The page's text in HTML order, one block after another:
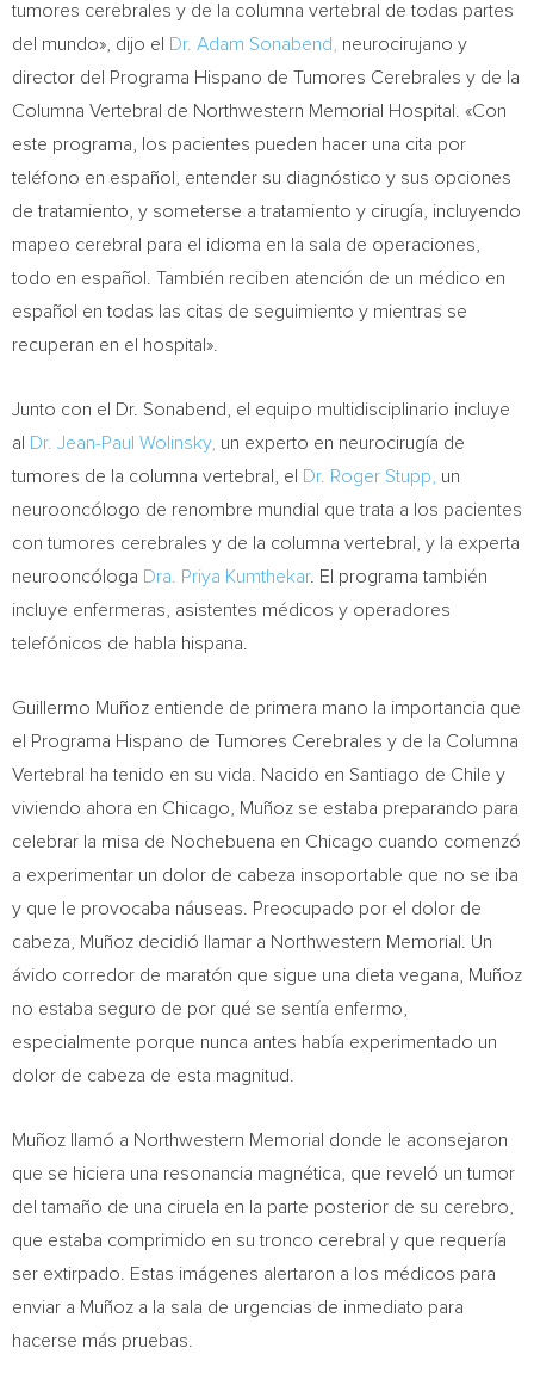
tumores cerebrales y de la columna vertebral de todas partes
del mundo», dijo el
Dr. Adam Sonabend
neurocirujano y
director del Programa Hispano de Tumores Cerebrales y de la
Columna Vertebral de Northwestern Memorial Hospital. «Con
este programa, los pacientes pueden hacer una cita por
teléfono en español, entender su diagnóstico y sus opciones
de tratamiento, y someterse a tratamiento y cirugía, incluyendo
mapeo cerebral para el idioma en la sala de operaciones,
todo en español. También reciben atención de un médico en
español en todas las citas de seguimiento y mientras se
recuperan en el hospital».
Junto con el Dr. Sonabend, el equipo multidisciplinario incluye
al
Dr. Jean-Paul Wolinsky, un experto en neurocirugía de
tumores de la columna vertebral, el
Dr. Roger Stupp
un
neurooncólogo de renombre mundial que trata a los pacientes
con tumores cerebrales y de la columna vertebral, y la experta
neurooncóloga Dra. Priya Kumthekar. El programa también
incluye enfermeras, asistentes médicos y operadores
telefónicos de habla hispana.
Guillermo Muñoz entiende de primera mano la importancia que
el Programa Hispano de Tumores Cerebrales y de la Columna
Vertebral ha tenido en su vida. Nacido en Santiago de Chile y
viviendo ahora en Chicago , Muñoz se estaba preparando para
celebrar la misa de Nochebuena en Chicago cuando comenzó
a experimentar un dolor de cabeza insoportable que no se iba
y que le provocaba náuseas. Preocupado por el dolor de
cabeza, Muñoz decidió llamar a Northwestern Memorial. Un
ávido corredor de maratón que sigue una dieta vegana, Muñoz
no estaba seguro de por qué se sentía enfermo,
especialmente porque nunca antes había experimentado un
dolor de cabeza de esta magnitud.
Muñoz llamó a Northwestern Memorial donde le aconsejaron
que se hiciera una resonancia magnética, que reveló un tumor
del tamaño de una ciruela en la parte posterior de su cerebro,
que estaba comprimido en su tronco cerebral y que requería
ser extirpado. Estas imágenes alertaron a los médicos para
enviar a Muñoz a la sala de urgencias de inmediato para
hacerse más pruebas.